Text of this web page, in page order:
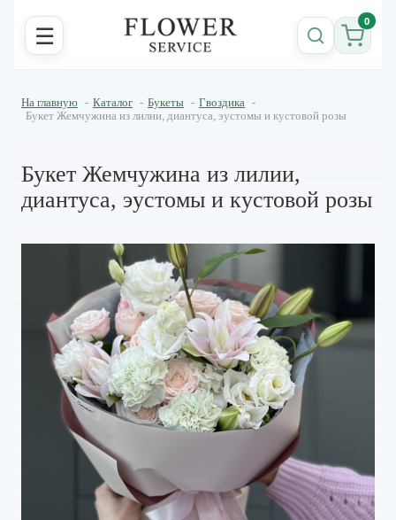
☰ 0
На главную - Каталог - Букеты - Гвоздика -
Букет Жемчужина из лилии, диантуса, эустомы и кустовой розы
Букет Жемчужина из лилии,
диантуса, эустомы и кустовой розы